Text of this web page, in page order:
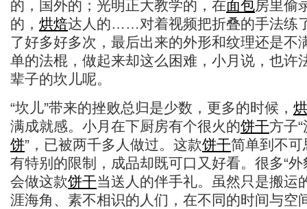
的，国外的；光明正大教学的，在面包房里偷
的， 烘焙达人的……对着视频把折叠的手法练
了好多好多次，最后出来的外形和纹理还是不
单的法棍，做起来却这么困难，小月说，也许
辈子的坎儿呢。
“坎儿”带来的挫败总归是少数，更多的时候，
满成就感。小月在下厨房有个很火的饼干方子
饼”，已被两千多人做过。这款饼干简单到不可
有特别的限制，成品却既可口又好看。很多“外
会做这款饼干当送人的伴手礼。虽然只是搬运
涯海角、素不相识的人们，在不同的时间与空